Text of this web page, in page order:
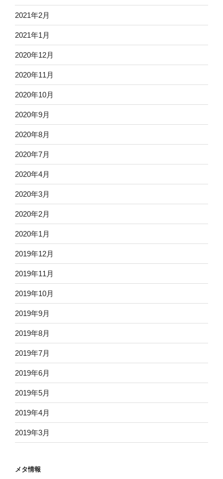
2021年2月
2021年1月
2020年12月
2020年11月
2020年10月
2020年9月
2020年8月
2020年7月
2020年4月
2020年3月
2020年2月
2020年1月
2019年12月
2019年11月
2019年10月
2019年9月
2019年8月
2019年7月
2019年6月
2019年5月
2019年4月
2019年3月
メタ情報